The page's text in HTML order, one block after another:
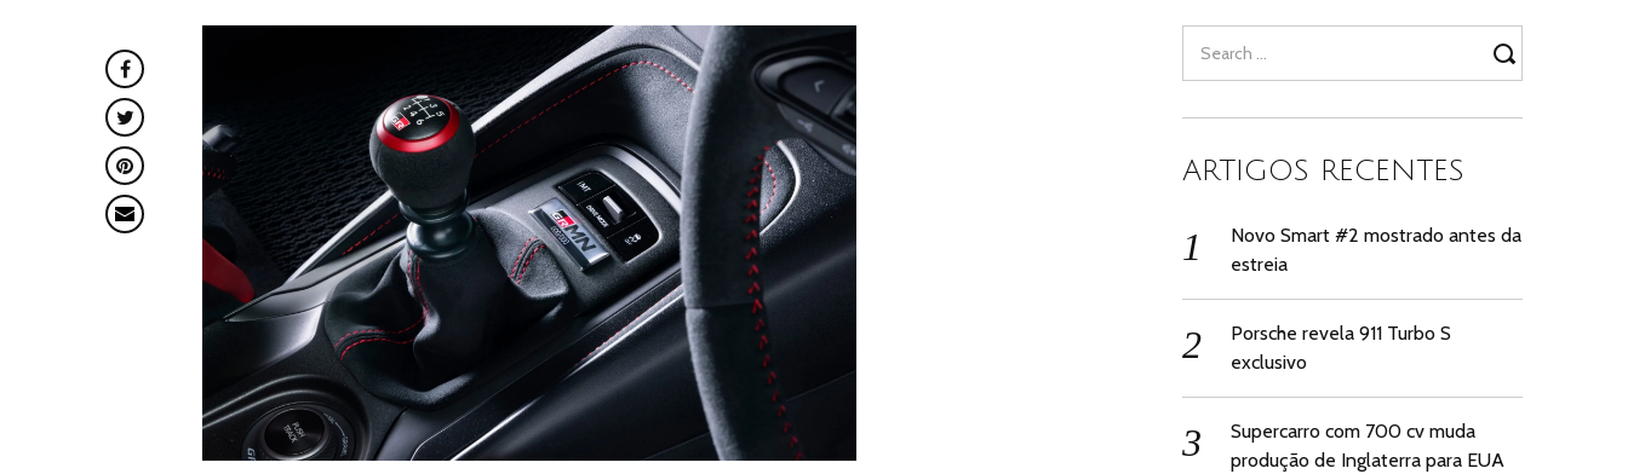
for:
ARTIGOS RECENTES
Novo Smart #2 mostrado antes da
estreia
Porsche revela 911 Turbo S
exclusivo
Supercarro com 700 cv muda
produção de Inglaterra para EUA